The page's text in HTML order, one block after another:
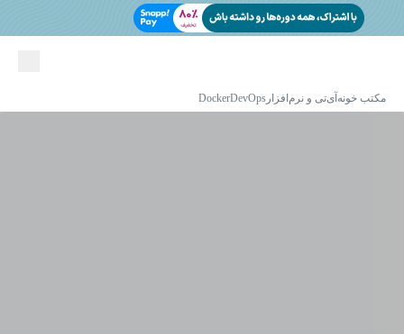
مکتب خونه آی‌تی و نرم‌افزار DevOps
Docker